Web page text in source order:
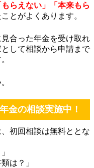
もらえない」「本来もら
とがよくあります。
合った年金を受け取れ
して相談から申請まで
金の相談実施中！
初回相談は無料ととな
は？」